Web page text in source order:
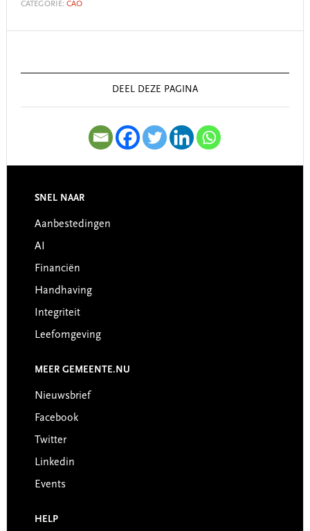
CATEGORIE: CAO
Sidebar
DEEL DEZE PAGINA
Footer
SNEL NAAR
Aanbestedingen
AI
Financiën
Handhaving
Integriteit
Leefomgeving
MEER GEMEENTE.NU
Nieuwsbrief
Facebook
Twitter
Linkedin
Events
HELP